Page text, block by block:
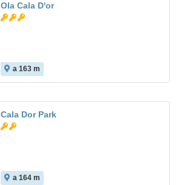
Ola Cala D'or
a 163 m
Cala Dor Park
a 164 m